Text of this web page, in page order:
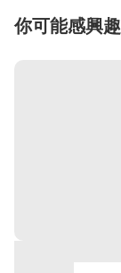
你可能感興